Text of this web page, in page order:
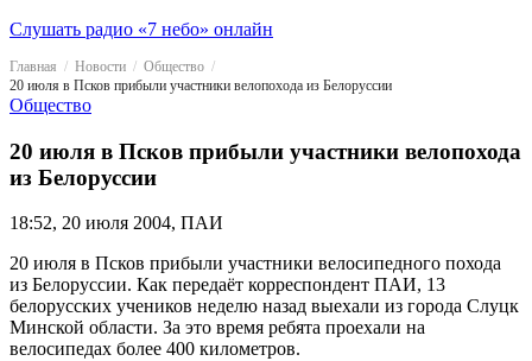
Слушать радио «7 небо» онлайн
Главная Новости
Общество
20 июля в Псков прибыли участники велопохода из Белоруссии
Общество
20 июля в Псков прибыли участники велопохода
из Белоруссии
18:52, 20 июля 2004, ПАИ
20 июля в Псков прибыли участники велосипедного похода
из Белоруссии. Как передаёт корреспондент ПАИ, 13
белорусских учеников неделю назад выехали из города Слуцк
Минской области. За это время ребята проехали на
велосипедах более 400 километров.